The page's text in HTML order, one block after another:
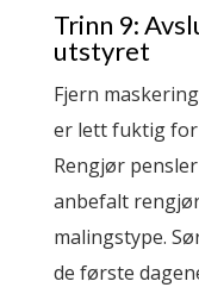
Trinn 9:
utstyret
Fjern
er lett fuktig for
Rengjør
anbefalt
malingstype.
de første